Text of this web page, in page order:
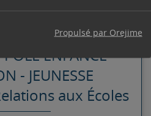
Propulsé par Orejime
PÔLE ENFANCE -
- JEUNESSE
aux Écoles